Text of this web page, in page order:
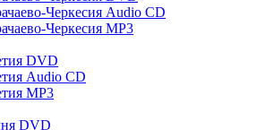
Черкесия Audio CD
Черкесия MP3
DVD
Audio CD
MP3
DVD